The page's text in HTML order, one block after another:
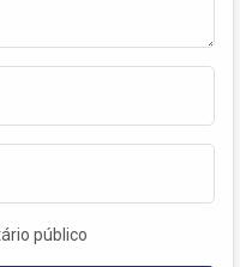
público